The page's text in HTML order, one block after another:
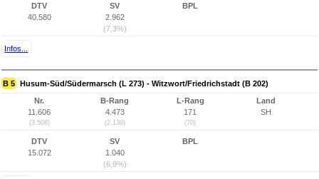
DTV
40.580
SV
2.962
(7,3%)
BPL
Infos...
B 5 Husum-Süd/Südermarsch (L 273) - Witzwort/Friedrichstadt (B 202)
Nr.
11.606
(3.508)
B-Rang
4.473
(2.130)
L-Rang
171
(70)
Land
SH
DTV
15.072
SV
1.040
(6,9%)
BPL